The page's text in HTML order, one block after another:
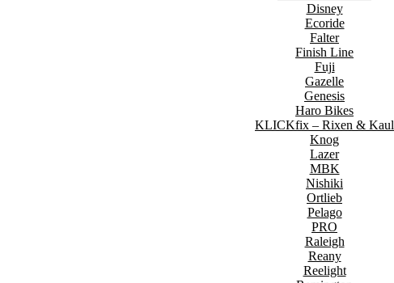
Disney
Ecoride
Falter
Finish Line
Fuji
Gazelle
Genesis
Haro Bikes
KLICKfix – Rixen & Kaul
Knog
Lazer
MBK
Nishiki
Ortlieb
Pelago
PRO
Raleigh
Reany
Reelight